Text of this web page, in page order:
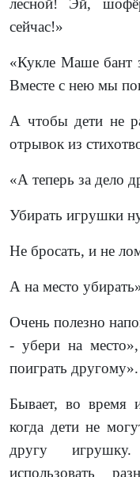
лесной! Эй,
сейчас!»
«Кукле Маше бант
Вместе с нею мы
А чтобы дети не
отрывок из
«А теперь за дело
Убирать игрушки
Не бросать, и не
А на место
Очень полезно
- убери на
поиграть другому».
Бывает, во время
когда дети не
другу
использовать